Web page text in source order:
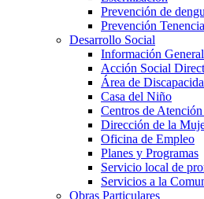
Prevención de
Prevención
Desarrollo Social
Información General
Acción Social
Área de
Casa del Niño
Centros de
Dirección de la
Oficina de Empleo
Planes y Programas
Servicio local de
Servicios a la
Obras Particulares